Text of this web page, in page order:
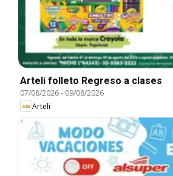
Arteli folleto Regreso a clases
07/08/2026- 09/08/2026
Arteli